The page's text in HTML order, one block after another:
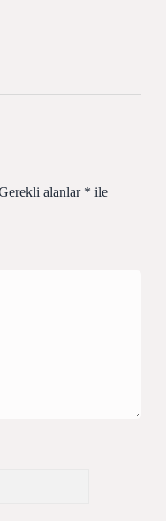
alanlar * ile